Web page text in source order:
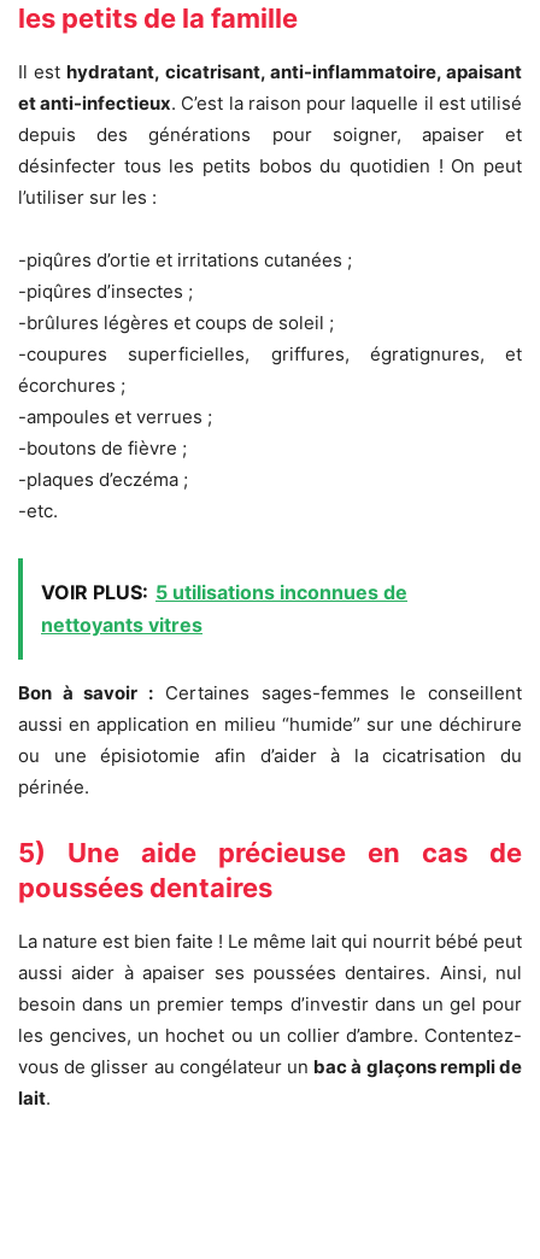
les petits de la famille
Il esthydratant, cicatrisant, anti-inflammatoire, apaisant
et anti-infectieux. C’est la raison pour laquelle il est utilisé
depuis des générations pour soigner, apaiser et
désinfecter tous les petits bobos du quotidien ! On peut
l’utiliser sur les :
-piqûres d’ortie et irritations cutanées ;
-piqûres d’insectes ;
-brûlures légères et coups de soleil ;
-coupures superficielles, griffures, égratignures, et
écorchures ;
-ampoules et verrues ;
-boutons de fièvre ;
-plaques d’eczéma ;
-etc.
VOIR PLUS: 5 utilisations inconnues de
nettoyants vitres
Bon à savoir : Certaines sages-femmes le conseillent
aussi en application en milieu “humide” sur une déchirure
ou une épisiotomie afin d’aider à la cicatrisation du
périnée.
5) Une aide précieuse en cas de
poussées dentaires
La nature est bien faite ! Le même lait qui nourrit bébé peut
aussi aider à apaiser ses poussées dentaires. Ainsi, nul
besoin dans un premier temps d’investir dans un gel pour
les gencives, un hochet ou un collier d’ambre. Contentez-
vous de glisser au congélateur un bac à glaçons rempli de
lait.